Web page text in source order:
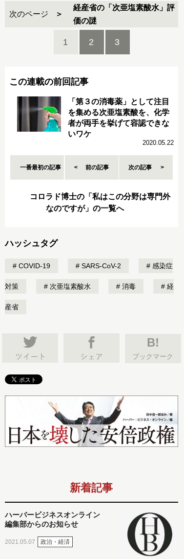
次のページ
経産省の「次亜塩素酸水」評
価の謎
1 2 3
この連載の前回記事
「第３の消毒薬」として注目
を集める次亜塩素酸を、化学
者が両手を挙げて容認できな
いワケ
2020.05.22
一番最初の記事 前の記事 次の記事
コロラド博士の「私はこの分野は専門外
なのですが」の一覧へ
ハッシュタグ
COVID-19 SARS-CoV-2 感染症
対策 次亜塩素酸水 消毒 経
産省
B!
ブックマーク
新着記事
ハーバービジネスオンライン
編集部からのお知らせ
2021.05.07 政治・経済